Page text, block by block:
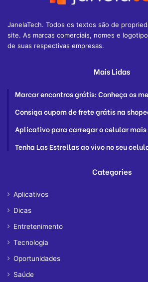
JanelaTech. Todos os textos são de
site. As marcas comerciais, nomes e
de suas respectivas empresas.
Mais Lidas
Marcar encontros grátis: Conheça os
Consiga cupom de frete grátis na
Aplicativo para carregar o celular
Tenha Las Estrellas ao vivo no seu
Categories
Aplicativos
Dicas
Entretenimento
Tecnologia
Oportunidades
Saúde